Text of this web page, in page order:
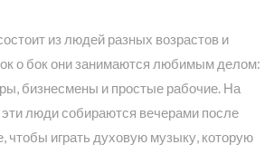
из людей разных возрастов и
о бок они занимаются любимым делом:
бизнесмены и простые рабочие. На
люди собираются вечерами после
чтобы играть духовую музыку, которую